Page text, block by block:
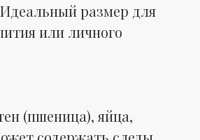
размер для
или личного
(пшеница), яйца,